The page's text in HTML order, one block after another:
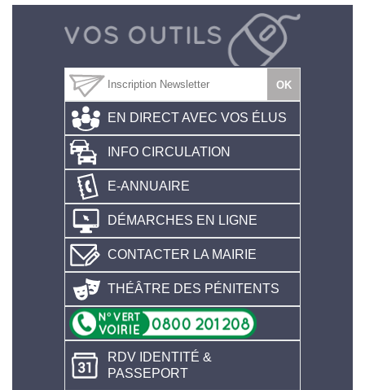
EN DIRECT AVEC VOS ÉLUS
INFO CIRCULATION
E-ANNUAIRE
DÉMARCHES EN LIGNE
CONTACTER LA MAIRIE
THÉÂTRE DES PÉNITENTS
RDV IDENTITÉ &
PASSEPORT